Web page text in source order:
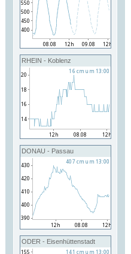
RHEIN - Koblenz
DONAU - Passau
ODER - Eisenhüttenstadt